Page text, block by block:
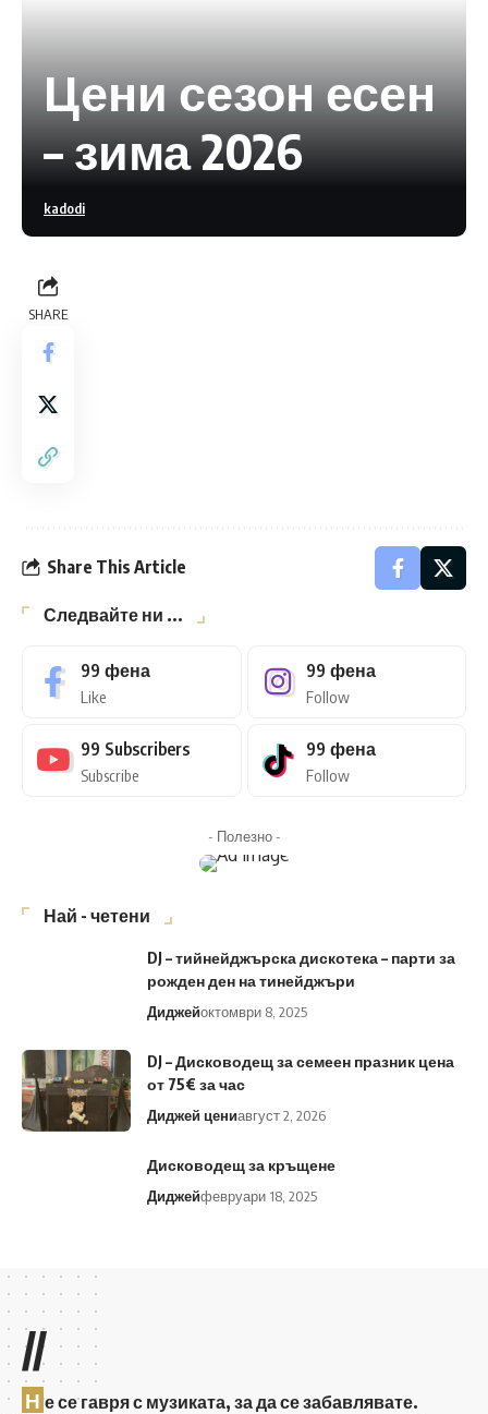
Цени сезон есен
– зима 2026
kadodi
SHARE
Share This Article
Следвайте ни ...
99 фена
Like
99 фена
Follow
99 Subscribers
Subscribe
99 фена
Follow
- Полезно -
Най - четени
DJ – тийнейджърска дискотека – парти за
рожден ден на тинейджъри
Диджейоктомври 8, 2025
DJ – Дисководещ за семеен празник цена
от 75€ за час
Диджей цениавгуст 2, 2026
Дисководещ за кръщене
Диджейфевруари 18, 2025
//
Н е се гавря с музиката, за да се забавлявате.